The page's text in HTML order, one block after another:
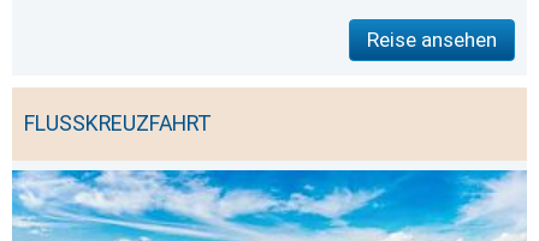
Reise ansehen
FLUSSKREUZFAHRT